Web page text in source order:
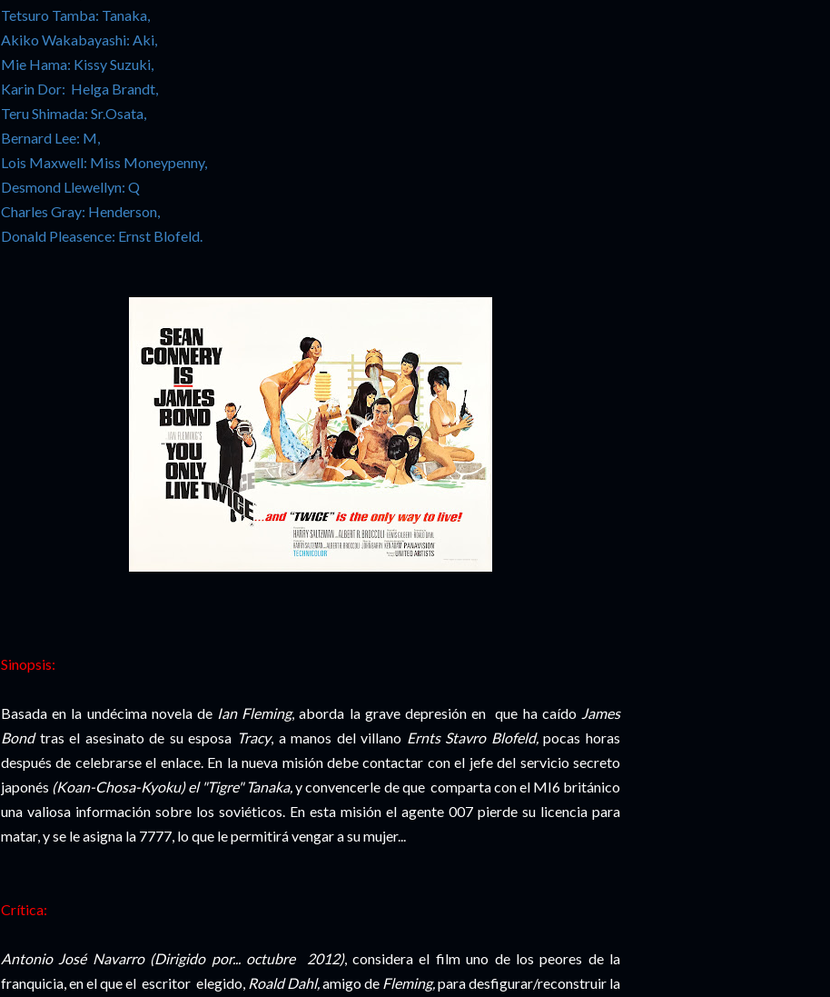
Tetsuro Tamba: Tanaka,
Akiko Wakabayashi: Aki,
Mie Hama: Kissy Suzuki,
Karin Dor: Helga Brandt,
Teru Shimada: Sr.Osata,
Bernard Lee: M,
Lois Maxwell: Miss Moneypenny,
Desmond Llewellyn: Q
Charles Gray: Henderson,
Donald Pleasence: Ernst Blofeld.
Sinopsis:
Basada en la undécima novela deIan Fleming, aborda la grave depresión en que ha caído James
Bondtras el asesinato de su esposa Tracy, a manos del villano Ernts Stavro Blofeld, pocas horas
después de celebrarse el enlace. En la nueva misión debe contactar con el jefe del servicio secreto
japonés (Koan-Chosa-Kyoku) el "Tigre" Tanaka, y convencerle de que comparta con el MI6 británico
una valiosa información sobre los soviéticos. En esta misión el agente 007 pierde su licencia para
matar, y se le asigna la 7777, lo que le permitirá vengar a su mujer...
Crítica:
Antonio José Navarro (Dirigido por... octubre 2012), considera el film uno de los peores de la
franquicia, en el que el escritor elegido, Roald Dahl, amigo de Fleming, para desfigurar/reconstruir la